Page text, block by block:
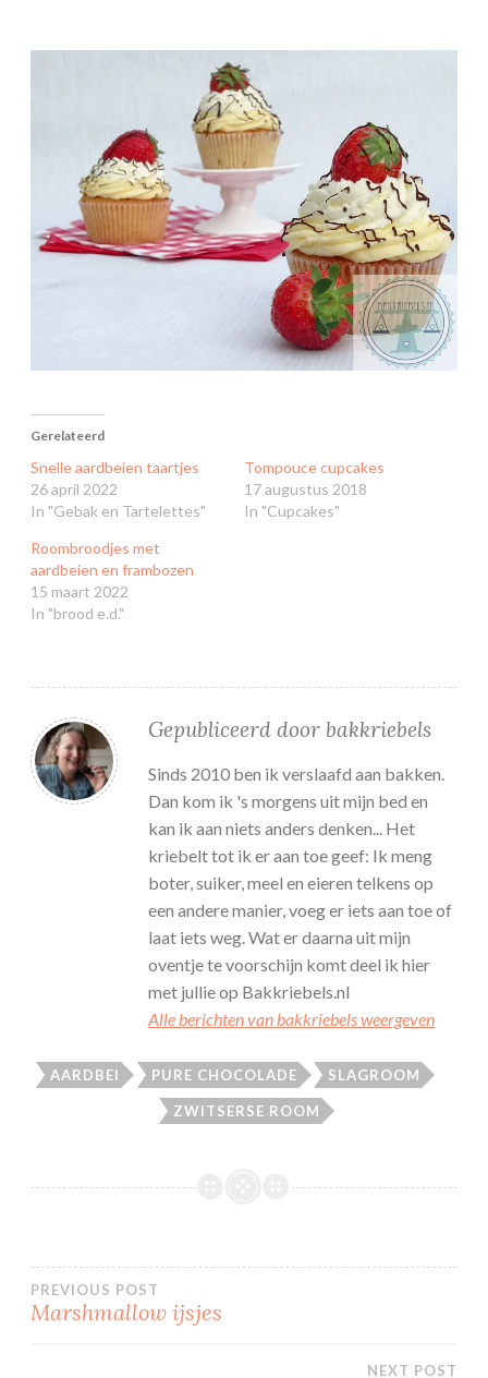
Gerelateerd
Snelle aardbeien taartjes
26 april 2022
In "Gebak en Tartelettes"
Tompouce cupcakes
17 augustus 2018
In "Cupcakes"
Roombroodjes met
aardbeien en frambozen
15 maart 2022
In "brood e.d."
Gepubliceerd door bakkriebels
Sinds 2010 ben ik verslaafd aan bakken.
Dan kom ik 's morgens uit mijn bed en
kan ik aan niets anders denken... Het
kriebelt tot ik er aan toe geef: Ik meng
boter, suiker, meel en eieren telkens op
een andere manier, voeg er iets aan toe of
laat iets weg. Wat er daarna uit mijn
oventje te voorschijn komt deel ik hier
met jullie op Bakkriebels.nl
Alle berichten van bakkriebels weergeven
AARDBEI PURE CHOCOLADE SLAGROOM
ZWITSERSE ROOM
Bericht
PREVIOUS POST
Marshmallow ijsjes
NEXT POST